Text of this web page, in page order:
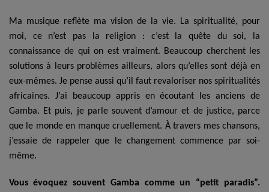
Ma musique reflète ma vision de la vie. La spiritualité, pour
moi, ce n’est pas la religion : c’est la quête du soi, la
connaissance de qui on est vraiment. Beaucoup cherchent les
solutions à leurs problèmes ailleurs, alors qu’elles sont déjà en
eux-mêmes. Je pense aussi qu’il faut revaloriser nos spiritualités
africaines. J’ai beaucoup appris en écoutant les anciens de
Gamba. Et puis, je parle souvent d’amour et de justice, parce
que le monde en manque cruellement. À travers mes chansons,
j’essaie de rappeler que le changement commence par soi-
même.
Vous évoquez souvent Gamba comme un “petit paradis”.